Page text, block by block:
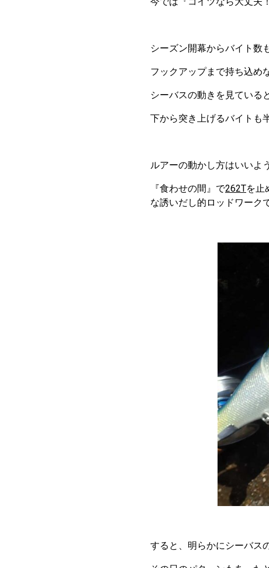
シーズン開幕からバイト数
フックアップまで持ち込め
シーバスの動きを見ている
下から突き上げるバイトも
ルアーの動かし方はいいよ
『食わせの間』で262Tを止
な誘いだし的ロッドワーク
すると、明らかにシーバス